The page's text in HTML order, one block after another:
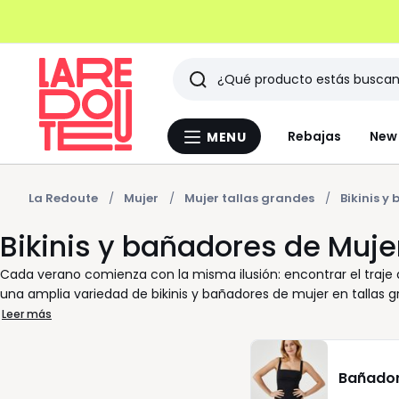
Menu
MENU Rebajas
Buscar
Últimos
artículos
vistos
La Redoute Mujer Mujer tallas grandes Bikinis y
Bikinis y bañadores de
Cada verano comienza con la misma ilusión: encontrar el
una amplia variedad de bikinis y bañadores de mujer en
día. Nuestra selección incluye modelos con aros o efecto
colores que invita a elegir según su estilo. Ya sea que prefiera
encontrará la talla que le ofrece el mejor ajuste. En nuestra
añadir sus favoritos a la cesta y recibir su entrega de forma
Leer más